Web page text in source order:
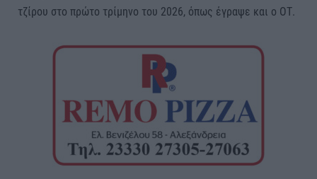
τζίρου στο πρώτο τρίμηνο του 2026, όπως έγραψε και ο ΟΤ.